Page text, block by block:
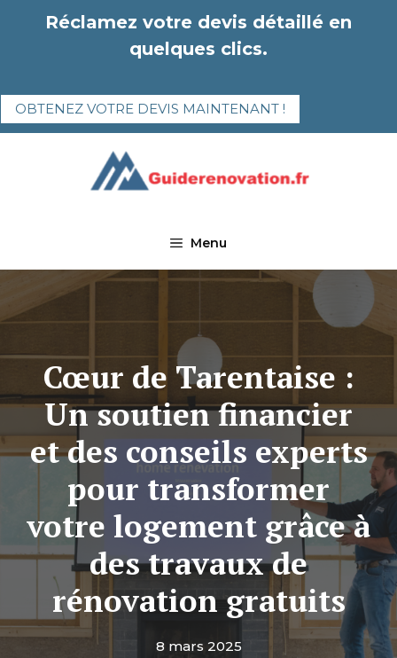
Réclamez votre devis détaillé en
quelques clics.
OBTENEZ VOTRE DEVIS MAINTENANT !
Menu
Cœur de Tarentaise :
Un soutien financier
et des conseils experts
pour transformer
votre logement grâce à
des travaux de
rénovation gratuits
8 mars 2025